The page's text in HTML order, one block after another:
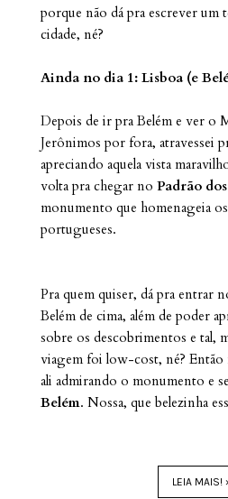
porque não dá pra escrever um
cidade, né?
Ainda no dia 1: Lisboa (e
Depois de ir pra Belém e ver o
Jerônimos por fora, atravessei
apreciando aquela vista
volta pra chegar no Padrão
monumento que homenageia
portugueses.
Pra quem quiser, dá pra entrar
Belém de cima, além de poder
sobre os descobrimentos e tal,
viagem foi low-cost, né?
ali admirando o monumento e
Belém. Nossa, que belezinha
LEIA MAIS!